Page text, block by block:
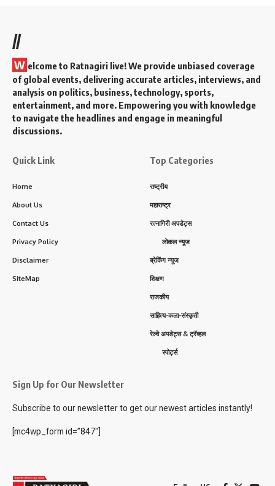
//
W elcome to Ratnagiri live! We provide unbiased coverage
of global events, delivering accurate articles, interviews, and
analysis on politics, business, technology, sports,
entertainment, and more. Empowering you with knowledge
to navigate the headlines and engage in meaningful
discussions.
Quick Link
Home
About Us
Contact Us
Privacy Policy
Disclaimer
SiteMap
Top Categories
राष्ट्रीय
महाराष्ट्र
रत्नागिरी अपडेट्स
लोकल न्यूज
ब्रेकिंग न्यूज
शिक्षण
राजकीय
साहित्य-कला-संस्कृती
रेल्वे अपडेट्स & ट्रॅव्हल
स्पोर्ट्स
Sign Up for Our Newsletter
Subscribe to our newsletter to get our newest articles instantly!
[mc4wp_form id=”847″]